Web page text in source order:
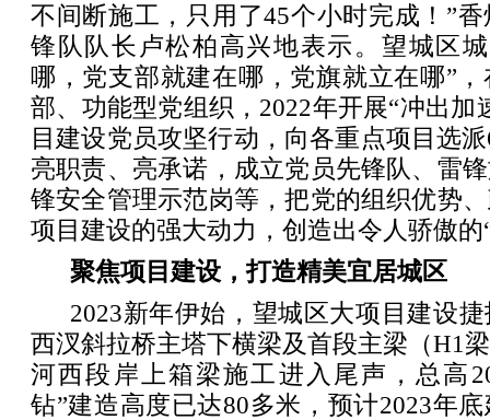
不间断施工，只用了45个小时完成！”
锋队队长卢松柏高兴地表示。望城区
哪，党支部就建在哪，党旗就立在哪”
部、功能型党组织，2022年开展“冲出加
目建设党员攻坚行动，向各重点项目选
亮职责、亮承诺，成立党员先锋队、雷
锋安全管理示范岗等，把党的组织优势
项目建设的强大动力，创造出令人骄傲的
聚焦项目建设，打造精美宜居城区
2023新年伊始，望城区大项目建设
西汊斜拉桥主塔下横梁及首段主梁（H1
河西段岸上箱梁施工进入尾声，总高
钻”建造高度已达80多米，预计2023年